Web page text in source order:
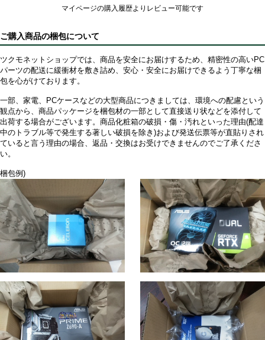
マイページの購入履歴よりレビュー可能です
ご購入商品の梱包について
ツクモネットショップでは、商品を安全にお届けするため、精密性の高いPC
パーツの配送に緩衝材を敷き詰め、安心・安全にお届けできるよう丁寧な梱
包を心がけております。
一部、家電、PCケースなどの大型商品につきましては、環境への配慮という
観点から、商品パッケージを梱包材の一部として直接送り状などを添付して
出荷する場合がございます。商品化粧箱の破損・傷・汚れといった理由(配達
中のトラブル等で発生する著しい破損を除き)および発送伝票等が直貼りされ
ていると言う理由の場合、返品・交換はお受けできませんのでご了承くださ
い。
梱包例)